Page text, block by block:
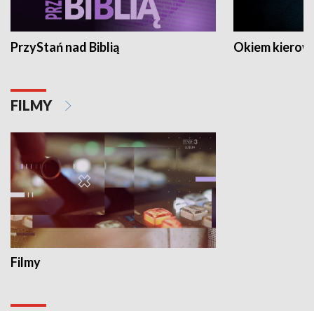
PrzyStań nad Biblią Okiem
FILMY
Filmy